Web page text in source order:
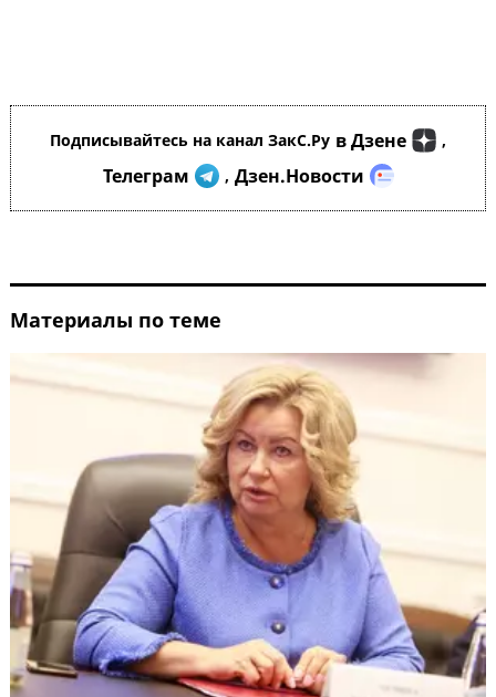
Подписывайтесь на канал ЗакС.Ру в Дзене ,
Телеграм , Дзен.Новости
Материалы по теме